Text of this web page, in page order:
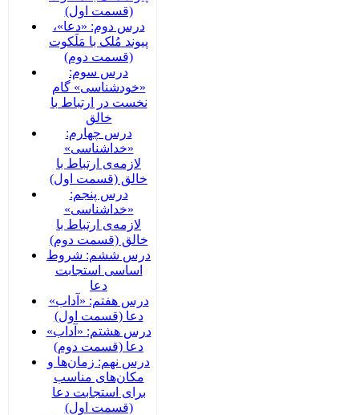
(قسمت اول)
درس دوم: «دعا»،
پیوند مُلک با مَلَکوت
(قسمت دوم)
درس سوم:
«خودشناسی» گام
نخست در ارتباط با
خالق
درس چهارم:
«خداشناسی»
لازمه‌ی ارتباط با
خالق (قسمت اول)
درس پنجم:
«خداشناسی»
لازمه‌ی ارتباط با
خالق (قسمت دوم)
درس ششم: شروط
اساسی استجابت
دعا
درس هفتم: «آداب»
دعا (قسمت اول)
درس هشتم: «آداب»
دعا (قسمت دوم)
درس نهم: زمان‌ها و
مکان‌های مناسب
برای استجابت دعا
(قسمت اول)